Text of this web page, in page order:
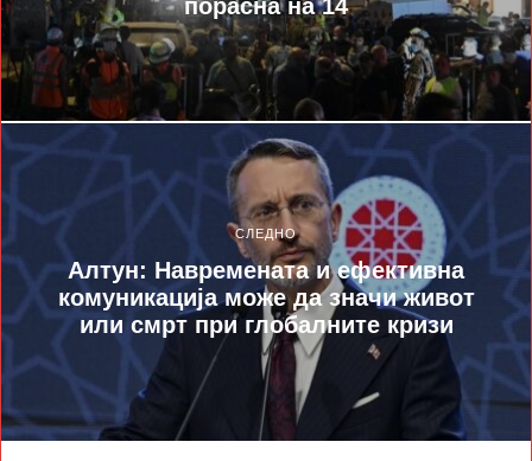
порасна на 14
СЛЕДНО
Алтун: Навремената и ефективна
комуникација може да значи живот
или смрт при глобалните кризи